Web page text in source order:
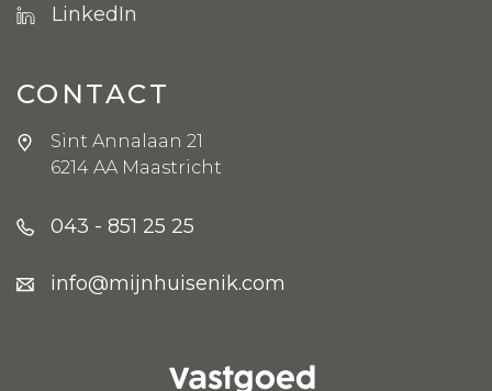
LinkedIn
CONTACT
Sint Annalaan 21
6214 AA Maastricht
043 - 851 25 25
info@mijnhuisenik.com